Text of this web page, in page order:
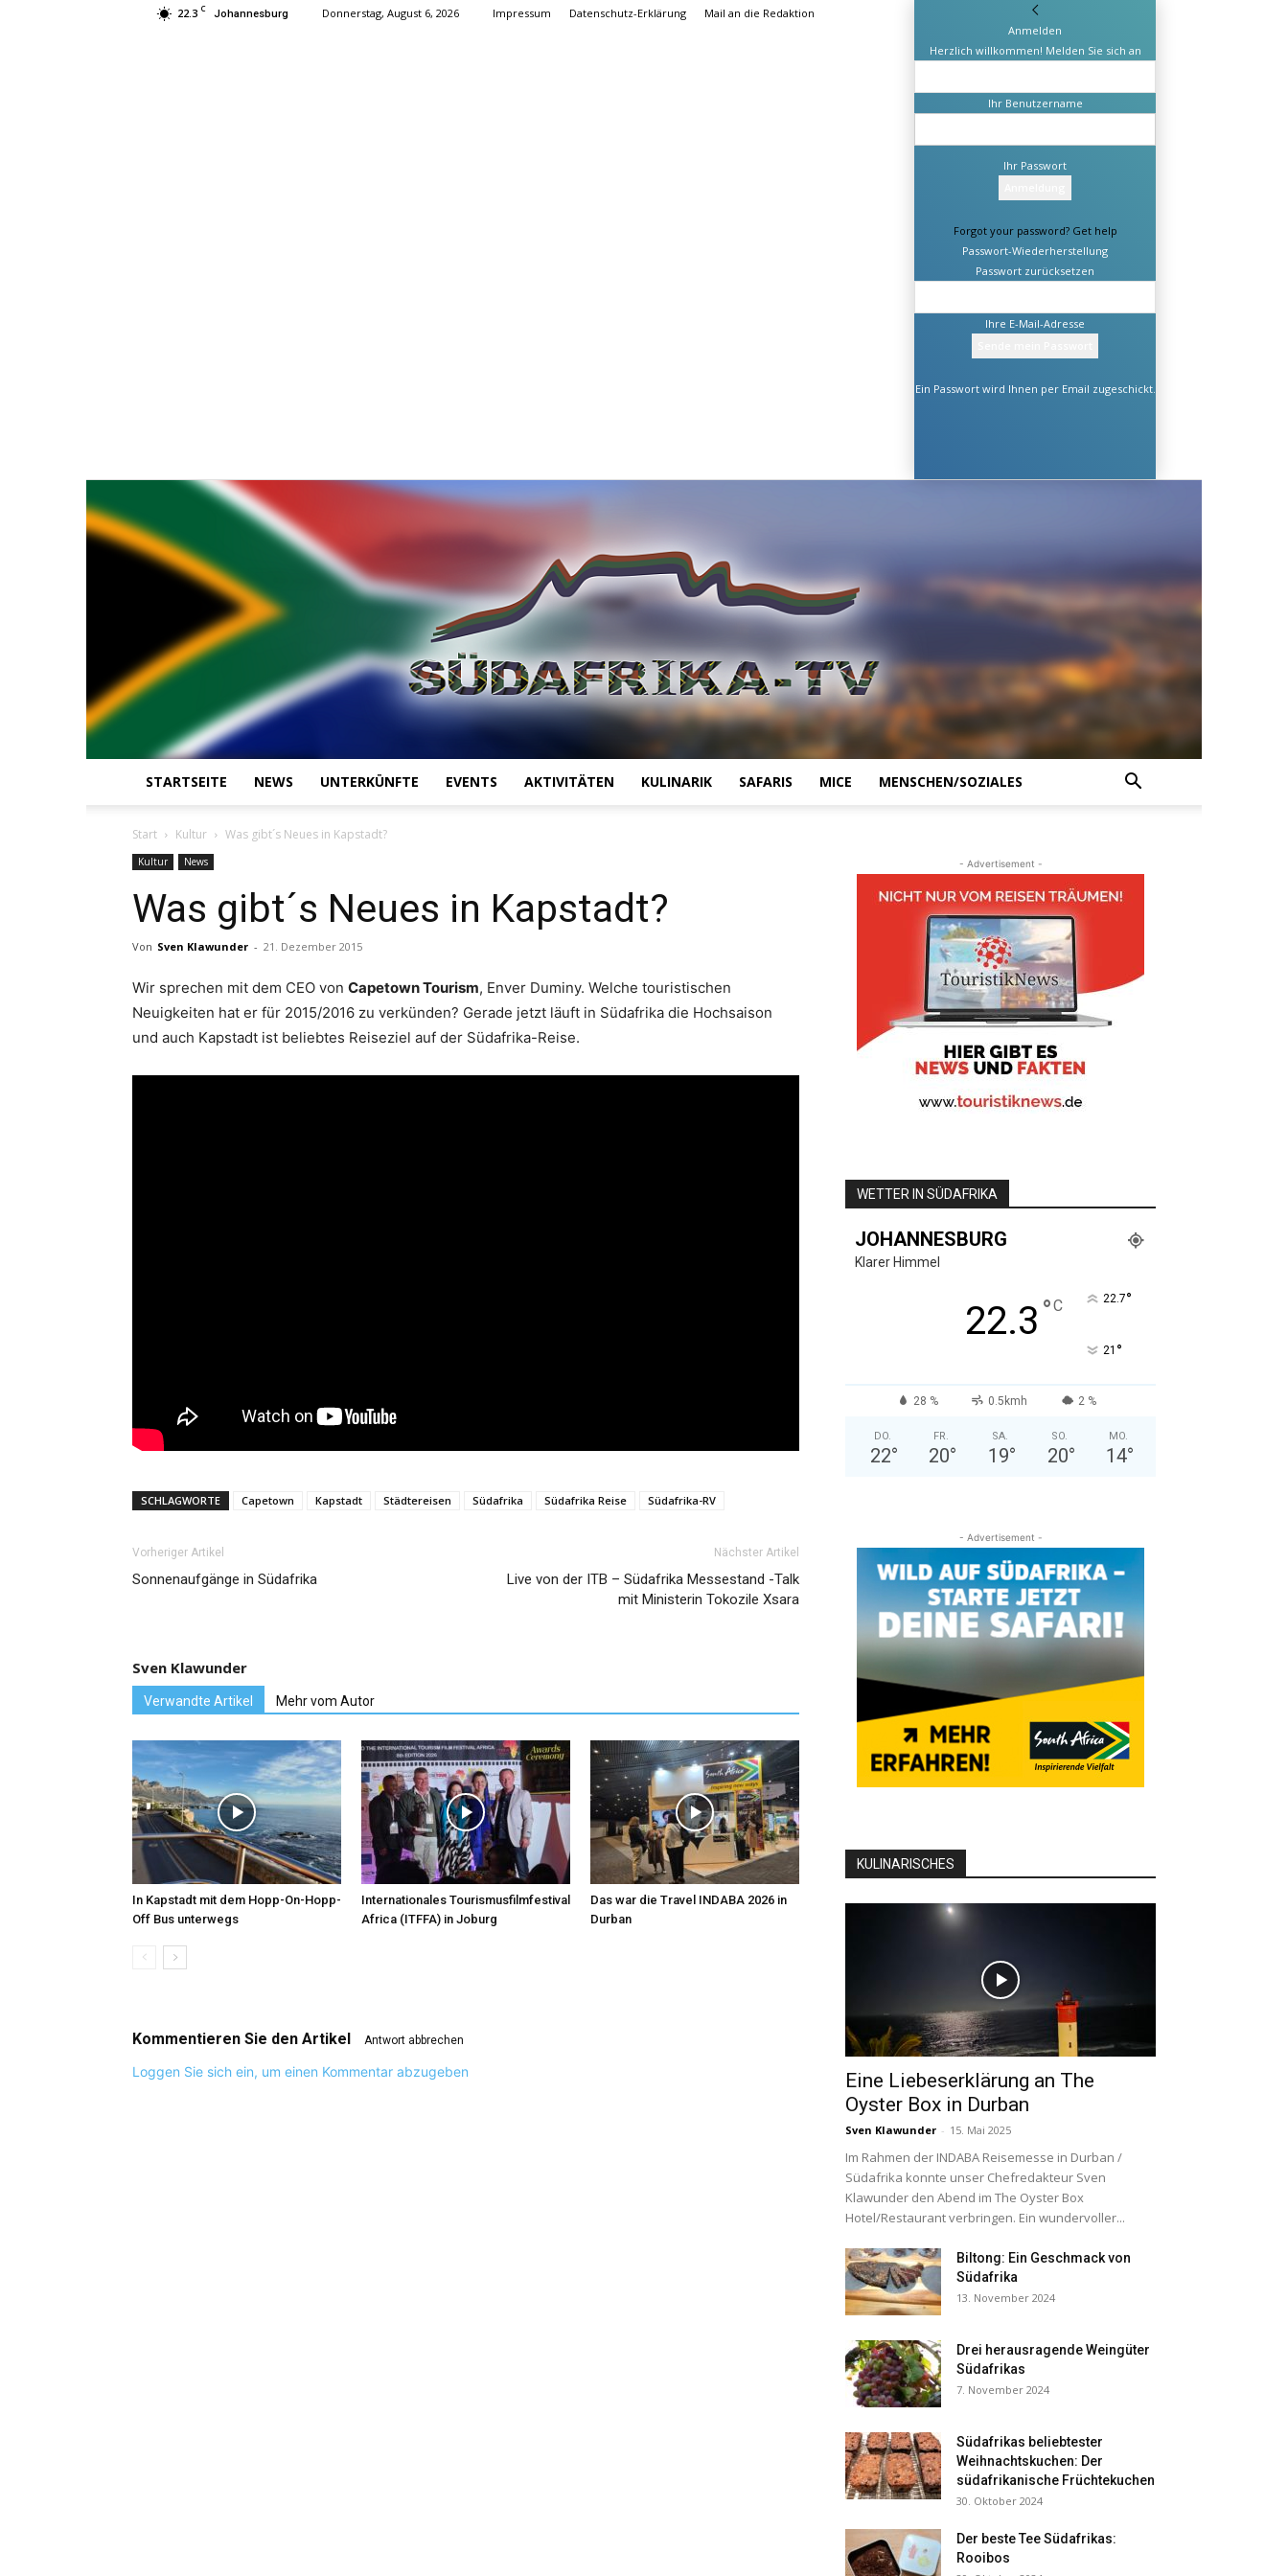
22.3 C Johannesburg Donnerstag, August 6, 2026 Impressum Datenschutz-Erklärung
Mail an die Redaktion
Anmelden
Herzlich willkommen! Melden Sie sich an
Ihr Benutzername
Ihr Passwort
Forgot your password? Get help
Passwort-Wiederherstellung
Passwort zurücksetzen
Ihre E-Mail-Adresse
Ein Passwort wird Ihnen per Email zugeschickt.
STARTSEITE NEWS UNTERKÜNFTE EVENTS AKTIVITÄTEN KULINARIK SAFARIS MICE MENSCHEN/SOZIALES
Start Kultur Was gibt´s Neues in Kapstadt?
Kultur News
Was gibt´s Neues in Kapstadt?
Von Sven Klawunder - 21. Dezember 2015
Wir sprechen mit dem CEO von Capetown Tourism, Enver Duminy. Welche touristischen
Neuigkeiten hat er für 2015/2016 zu verkünden? Gerade jetzt läuft in Südafrika die Hochsaison
und auch Kapstadt ist beliebtes Reiseziel auf der Südafrika-Reise.
SCHLAGWORTE Capetown Kapstadt Städtereisen Südafrika Südafrika Reise Südafrika-RV
Vorheriger Artikel
Sonnenaufgänge in Südafrika
Nächster Artikel
Live von der ITB – Südafrika Messestand -Talk
mit Ministerin Tokozile Xsara
Sven Klawunder
Verwandte Artikel Mehr vom Autor
In Kapstadt mit dem Hopp-On-Hopp-
Off Bus unterwegs
Internationales Tourismusfilmfestival
Africa (ITFFA) in Joburg
Das war die Travel INDABA 2026 in
Durban
Kommentieren Sie den Artikel Antwort abbrechen
Loggen Sie sich ein, um einen Kommentar abzugeben
- Advertisement -
WETTER IN SÜDAFRIKA
JOHANNESBURG
Klarer Himmel
22.3 °C 22.7°
21 °
28 % 0.5kmh 2 %
DO.
22°
FR.
20°
SA.
19°
SO.
20°
MO.
14°
- Advertisement -
KULINARISCHES
Eine Liebeserklärung an The
Oyster Box in Durban
Sven Klawunder - 15. Mai 2025
Im Rahmen der INDABA Reisemesse in Durban /
Südafrika konnte unser Chefredakteur Sven
Klawunder den Abend im The Oyster Box
Hotel/Restaurant verbringen. Ein wundervoller...
Biltong: Ein Geschmack von
Südafrika
13. November 2024
Drei herausragende Weingüter
Südafrikas
7. November 2024
Südafrikas beliebtester
Weihnachtskuchen: Der
südafrikanische Früchtekuchen
30. Oktober 2024
Der beste Tee Südafrikas:
Rooibos